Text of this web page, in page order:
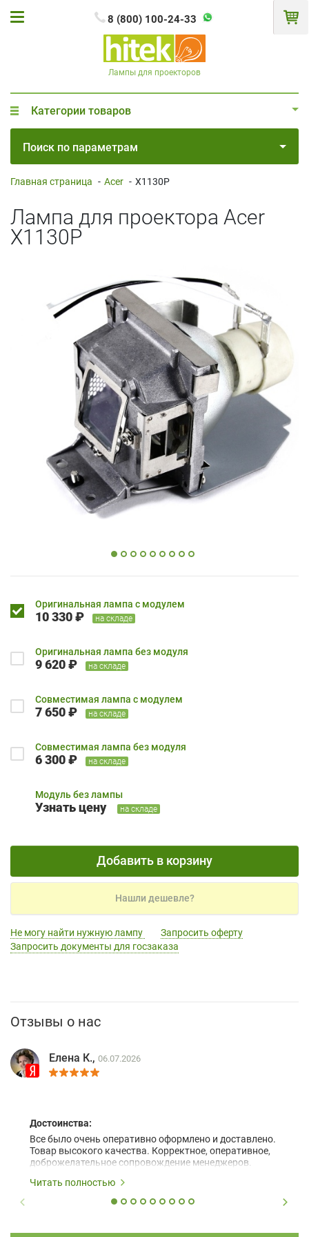
8 (800) 100-24-33
Лампы для проекторов
Категории товаров
Поиск по параметрам
Главная страница - Acer - X1130P
Лампа для проектора Acer
X1130P
Оригинальная лампа с модулем
10 330 ₽ на складе
Оригинальная лампа без модуля
9 620 ₽ на складе
Совместимая лампа с модулем
7 650 ₽ на складе
Совместимая лампа без модуля
6 300 ₽ на складе
Модуль без лампы
Узнать цену на складе
Добавить в корзину
Нашли дешевле?
Не могу найти нужную лампу
Запросить оферту
Запросить документы для госзаказа
Отзывы о нас
Елена К., 06.07.2026
Достоинства:
Все было очень оперативно оформлено и доставлено.
Товар высокого качества. Корректное, оперативное,
доброжелательное сопровождение менеджеров.
Читать полностью